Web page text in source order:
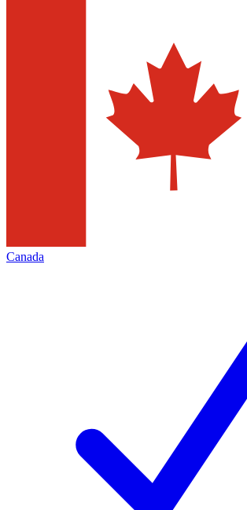
Canada